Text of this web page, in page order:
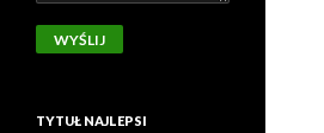
TYTUŁ NAJLEPSI